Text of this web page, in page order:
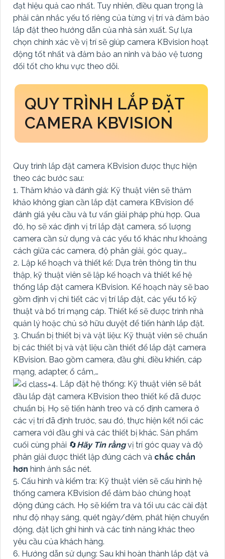
đạt hiệu quả cao nhất. Tuy nhiên, điều quan trọng là
phải cân nhắc yếu tố riêng của từng vị trí và đảm bảo
lắp đặt theo hướng dẫn của nhà sản xuất. Sự lựa
chọn chính xác về vị trí sẽ giúp camera KBvision hoạt
động tốt nhất và đảm bảo an ninh và bảo vệ tương
đối tốt cho khu vực theo dõi.
QUY TRÌNH LẮP ĐẶT
CAMERA KBVISION
Quy trình lắp đặt camera KBvision được thực hiện
theo các bước sau:
1. Thăm khảo và đánh giá: Kỹ thuật viên sẽ thăm
khảo không gian cần lắp đặt camera KBvision để
đánh giá yêu cầu và tư vấn giải pháp phù hợp. Qua
đó, họ sẽ xác định vị trí lắp đặt camera, số lượng
camera cần sử dụng và các yếu tố khác như khoảng
cách giữa các camera, độ phân giải, góc quay,…
2. Lập kế hoạch và thiết kế: Dựa trên thông tin thu
thập, kỹ thuật viên sẽ lập kế hoạch và thiết kế hệ
thống lắp đặt camera KBvision. Kế hoạch này sẽ bao
gồm định vị chi tiết các vị trí lắp đặt, các yếu tố kỹ
thuật và bố trí mạng cáp. Thiết kế sẽ được trình nhà
quản lý hoặc chủ sở hữu duyệt để tiến hành lắp đặt.
3. Chuẩn bị thiết bị và vật liệu: Kỹ thuật viên sẽ chuẩn
bị các thiết bị và vật liệu cần thiết để lắp đặt camera
KBvision. Bao gồm camera, đầu ghi, điều khiển, cáp
mạng, adapter, ổ cắm,…
4. Lắp đặt hệ thống: Kỹ thuật viên sẽ bắt
đầu lắp đặt camera KBvision theo thiết kế đã được
chuẩn bị. Họ sẽ tiến hành treo và cố định camera ở
các vị trí đã định trước, sau đó, thực hiện kết nối các
camera với đầu ghi và các thiết bị khác. Sản phẩm
cuối cùng phải 🔄Hãy Tin rằngvị trí góc quay và độ
phân giải được thiết lập đúng cách và chắc chắn
hơn hình ảnh sắc nét.
5. Cấu hình và kiểm tra: Kỹ thuật viên sẽ cấu hình hệ
thống camera KBvision để đảm bảo chúng hoạt
động đúng cách. Họ sẽ kiểm tra và tối ưu các cài đặt
như độ nhạy sáng, quét ngày/đêm, phát hiện chuyển
động, đặt lịch ghi hình và các tính năng khác theo
yêu cầu của khách hàng.
6. Hướng dẫn sử dụng: Sau khi hoàn thành lắp đặt và